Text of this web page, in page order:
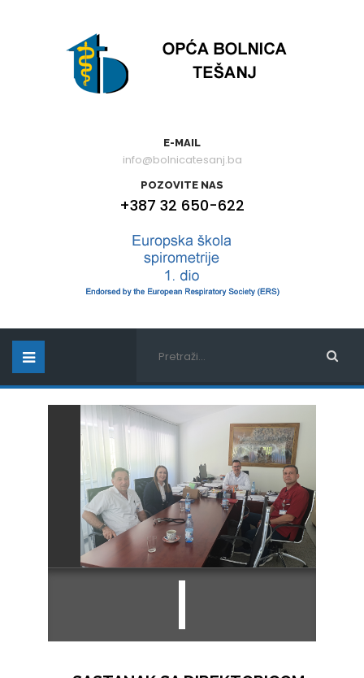
E-MAIL
info@bolnicatesanj.ba
POZOVITE NAS
+387 32 650-622